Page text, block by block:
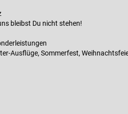
bleibst Du nicht stehen!
Ausflüge, Sommerfest,